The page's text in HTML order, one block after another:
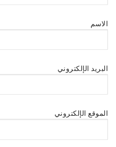
الاسم
البريد الإلكتروني
الموقع الإلكتروني